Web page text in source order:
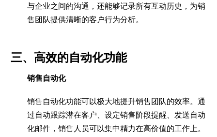
与企业之间的沟通，还能够记录所有互动历史，为销
售团队提供清晰的客户行为分析。
三、高效的自动化功能
销售自动化
销售自动化功能可以极大地提升销售团队的效率。通
过自动跟踪潜在客户、设定销售阶段提醒、发送自动
化邮件，销售人员可以集中精力在高价值的工作上。